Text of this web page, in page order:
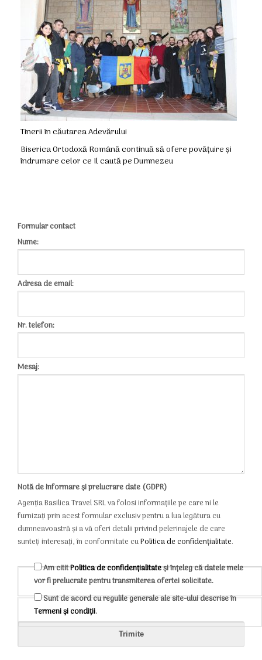
Tinerii în căutarea Adevărului
Biserica Ortodoxă Română continuă să ofere povățuire și
îndrumare celor ce Il caută pe Dumnezeu
Formular contact
Nume:
Adresa de email:
Nr. telefon:
Mesaj:
Notă de informare și prelucrare date (GDPR)
Agenția Basilica Travel SRL va folosi informațiile pe care ni le
furnizați prin acest formular exclusiv pentru a lua legătura cu
dumneavoastră și a vă oferi detalii privind pelerinajele de care
sunteți interesați, în conformitate cuPolitica de confidențialitate.
Am cititPolitica de confidențialitateși înțeleg că datele mele
vor fi prelucrate pentru transmiterea ofertei solicitate.
Sunt de acord cu regulile generale ale site-ului descrise în
Termeni și condiții.